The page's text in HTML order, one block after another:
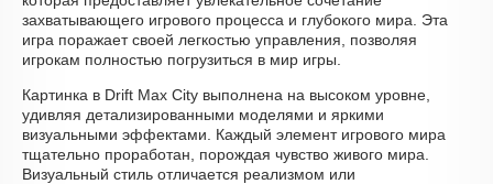
захватывающего игрового процесса и глубокого мира. Эта
игра поражает своей легкостью управления, позволяя
игрокам полностью погрузиться в мир игры.
Картинка в Drift Max City выполнена на высоком уровне,
удивляя детализированными моделями и яркими
визуальными эффектами. Каждый элемент игрового мира
тщательно проработан, порождая чувство живого мира.
Визуальный стиль отличается реализмом или